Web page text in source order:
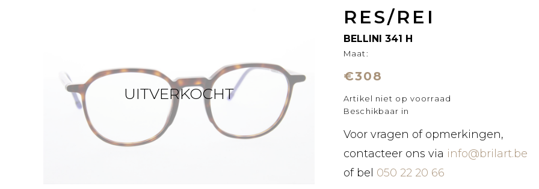
UITVERKOCHT
RES/REI
BELLINI 341 H
Maat:
€308
Artikel niet op voorraad
Beschikbaar in
Voor vragen of opmerkingen,
contacteer ons via info@brilart.be
of bel 050 22 20 66